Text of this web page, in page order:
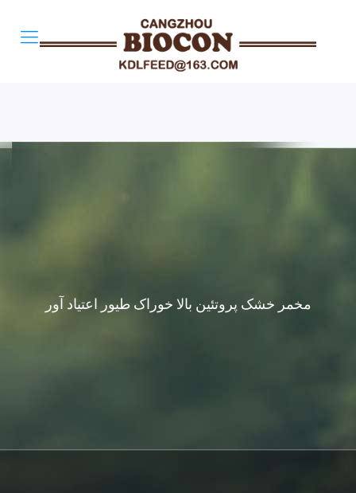
مخمر خشک پروتئین بالا خوراک طیور اعتیاد آور